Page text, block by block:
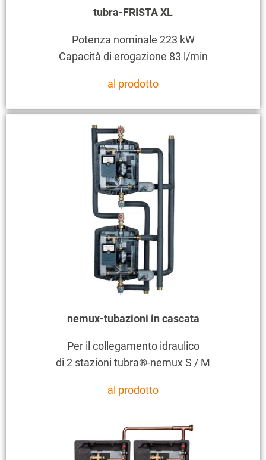
tubra-FRISTA XL
Potenza nominale 223 kW
Capacità di erogazione 83 l/min
al prodotto
nemux-tubazioni in cascata
Per il collegamento idraulico
di 2 stazioni tubra®-nemux S / M
al prodotto